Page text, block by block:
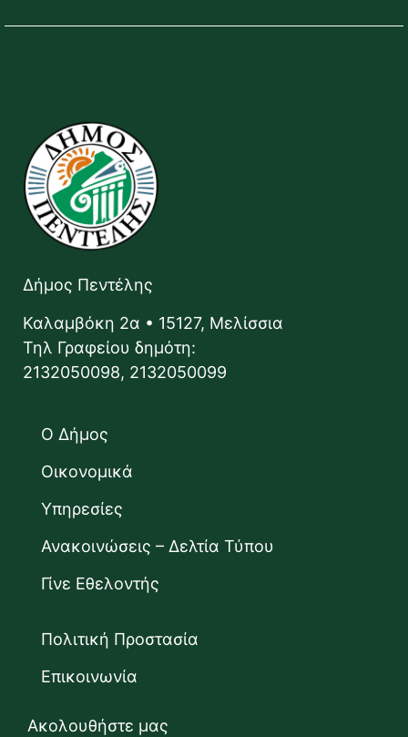
Δήμος Πεντέλης
Καλαμβόκη 2α • 15127, Μελίσσια
Τηλ Γραφείου δημότη:
2132050098, 2132050099
Ο Δήμος
Οικονομικά
Υπηρεσίες
Ανακοινώσεις – Δελτία Τύπου
Γίνε Εθελοντής
Πολιτική Προστασία
Επικοινωνία
Ακολουθήστε μας